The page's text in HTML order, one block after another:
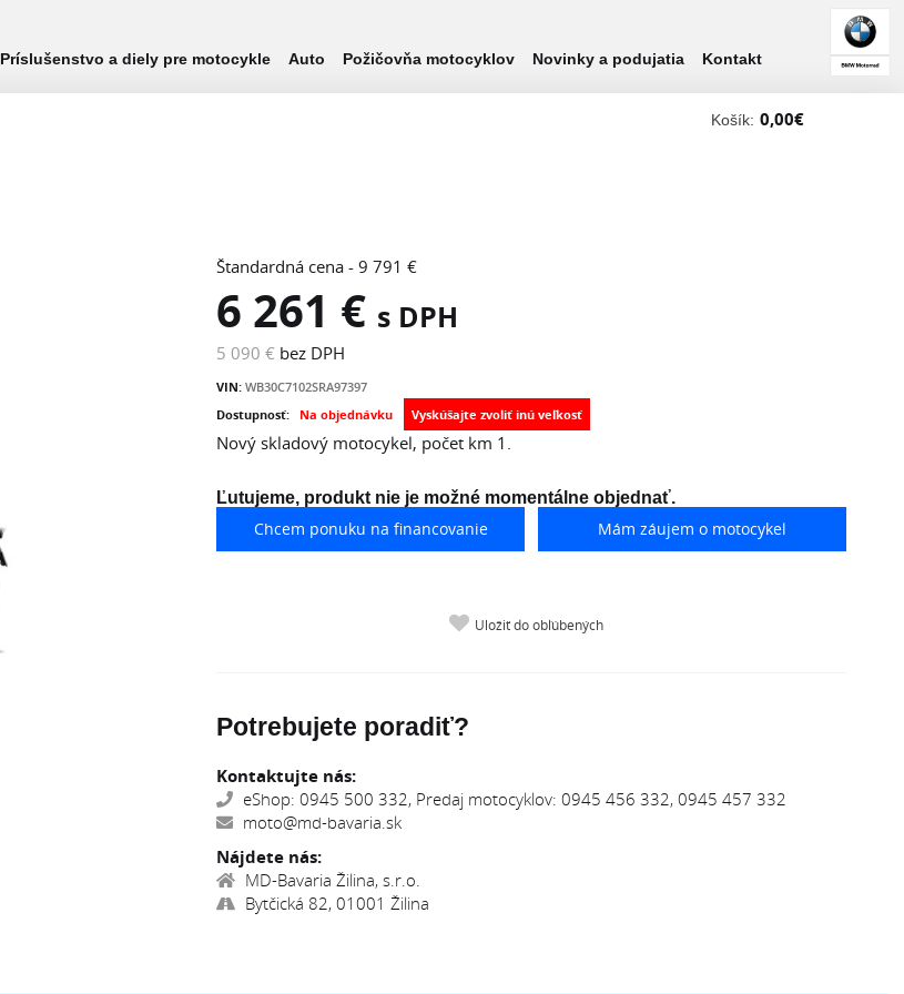
Príslušenstvo a diely pre motocykle Auto Požičovňa motocyklov Novinky a podujatia Kontakt
Košík: 0,00€
Štandardná cena - 9 791 €
6 261 € s DPH
5 090 € bez DPH
VIN: WB30C7102SRA97397
Dostupnosť:
Na objednávku
Nový skladový motocykel, počet km 1.
Ľutujeme, produkt nie je možné momentálne objednať.
Chcem ponuku na financovanie Mám záujem o motocykel
Uložiť do obľúbených
Potrebujete poradiť?
Kontaktujte nás:
eShop: 0945 500 332, Predaj motocyklov: 0945 456 332, 0945 457 332
moto@md-bavaria.sk
Nájdete nás:
MD-Bavaria Žilina, s.r.o.
Bytčická 82, 01001 Žilina